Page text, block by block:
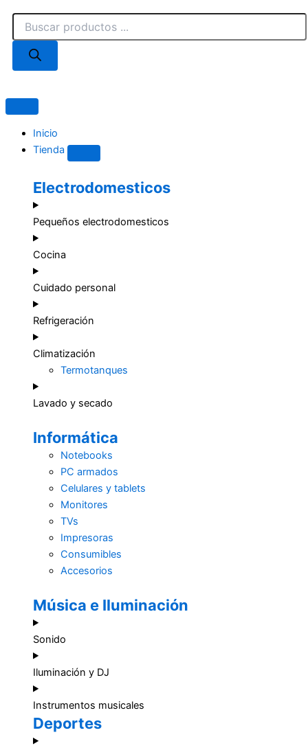
contenido
Búsqueda
productos
Inicio
Tienda
Electrodomesticos
Pequeños electrodomesticos
Cocina
Cuidado personal
Refrigeración
Climatización
Termotanques
Lavado y secado
Informática
Notebooks
PC armados
Celulares y tablets
Monitores
TVs
Impresoras
Consumibles
Accesorios
Música e Iluminación
Sonido
Iluminación y DJ
Instrumentos musicales
Deportes